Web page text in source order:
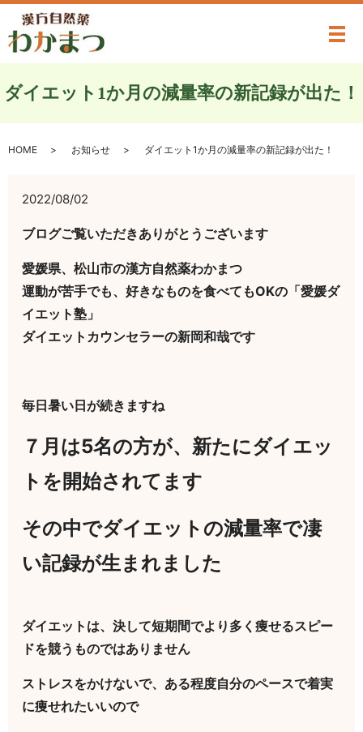
メ
ダイエット1か月の減量率の新記録が出た！
HOME お知らせ ダイエット1か月の減量率の新記録が出た！
2022/08/02
ブログご覧いただきありがとうございます
愛媛県、松山市の漢方自然薬わかまつ
運動が苦手でも、好きなものを食べてもOKの「愛媛ダ
イエット塾」
ダイエットカウンセラーの新岡和哉です
毎日暑い日が続きますね
７月は5名の方が、新たにダイエッ
トを開始されてます
その中でダイエットの減量率で凄
い記録が生まれました
ダイエットは、決して短期間でより多く痩せるスピー
ドを競うものではありません
ストレスをかけないで、ある程度自分のペースで着実
に痩せれたいいので